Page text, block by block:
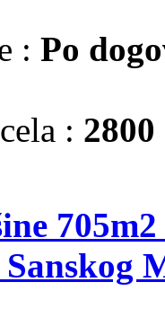
: Po
: 2800